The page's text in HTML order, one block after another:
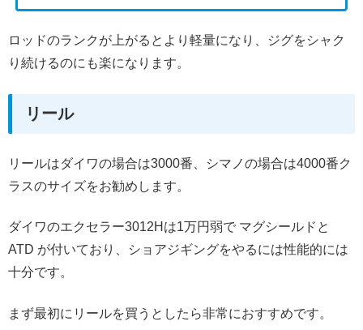
ロッドのランクが上がるとより軽量になり、ジグをシャク
り続けるのにも楽になります。
リール
リールはダイワの場合は3000番、シマノの場合は4000番ク
ラスのサイズをお勧めします。
ダイワのエクセラー3012Hは1万円弱で マグシールドと
ATD が付いており、ショアジギングをやるには性能的には
十分です。
まず最初にリールを買うとしたら非常におすすめです。